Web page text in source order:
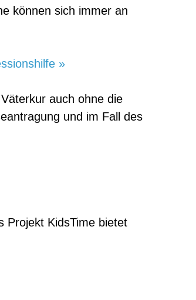
können sich immer an
»
auch ohne die
und im Fall des
Projekt KidsTime bietet